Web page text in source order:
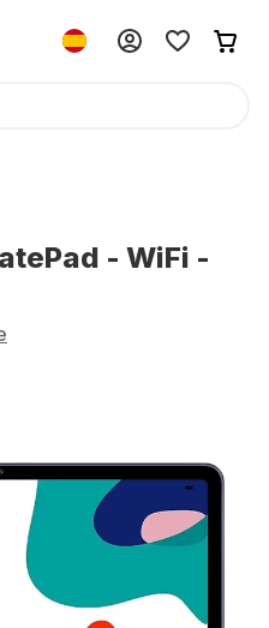
- WiFi -